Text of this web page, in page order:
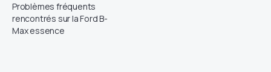
Problèmes fréquents
rencontrés sur la Ford B-
Max essence